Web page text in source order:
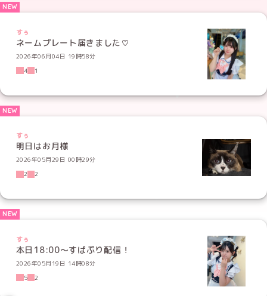
すぅ
ネームプレート届きました♡
2026年06月04日 19時58分
4
1
すぅ
明日はお月様
2026年05月29日 00時29分
2
2
すぅ
本日18:00〜すぱぷり配信！
2026年05月19日 14時08分
5
2